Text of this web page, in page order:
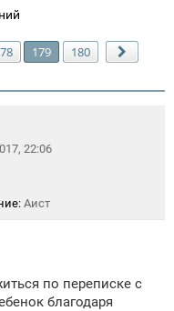
179 180
22:06
Аист
по переписке с
благодаря